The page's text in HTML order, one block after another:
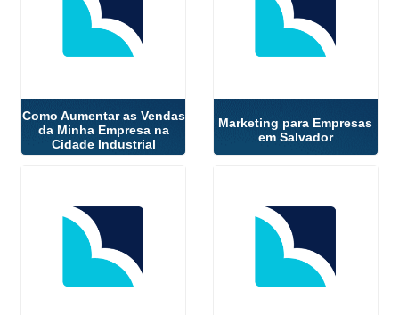
Como Aumentar as Vendas
da Minha Empresa na
Cidade Industrial
Marketing para Empresas
em Salvador